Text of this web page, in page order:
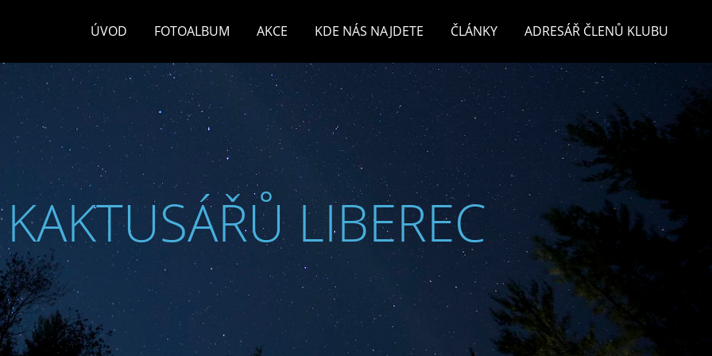
ÚVOD FOTOALBUM AKCE KDE NÁS NAJDETE ČLÁNKY ADRESÁŘ ČLENŮ KLUBU
LIBEREC